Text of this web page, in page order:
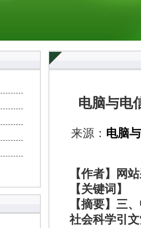
电脑与电
来源： 电脑
【作者】网
【关键词】
【摘要】三
社会科学引